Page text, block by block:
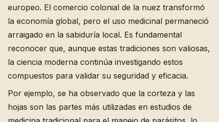
europeo. El comercio colonial de la nuez transformó
la economía global, pero el uso medicinal permaneció
arraigado en la sabiduría local. Es fundamental
reconocer que, aunque estas tradiciones son valiosas,
la ciencia moderna continúa investigando estos
compuestos para validar su seguridad y eficacia.
Por ejemplo, se ha observado que la corteza y las
hojas son las partes más utilizadas en estudios de